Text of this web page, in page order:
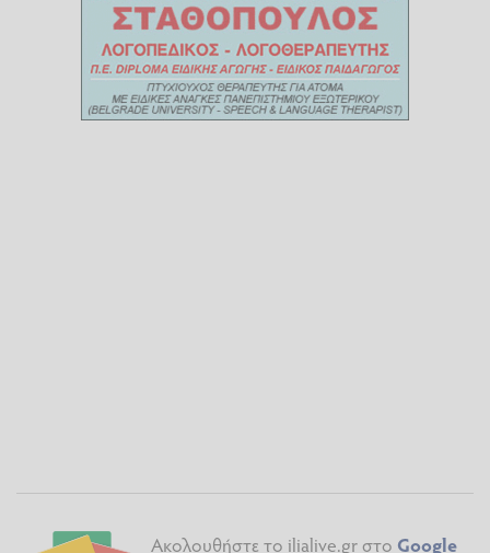
Ακολουθήστε το ilialive.gr στο Google